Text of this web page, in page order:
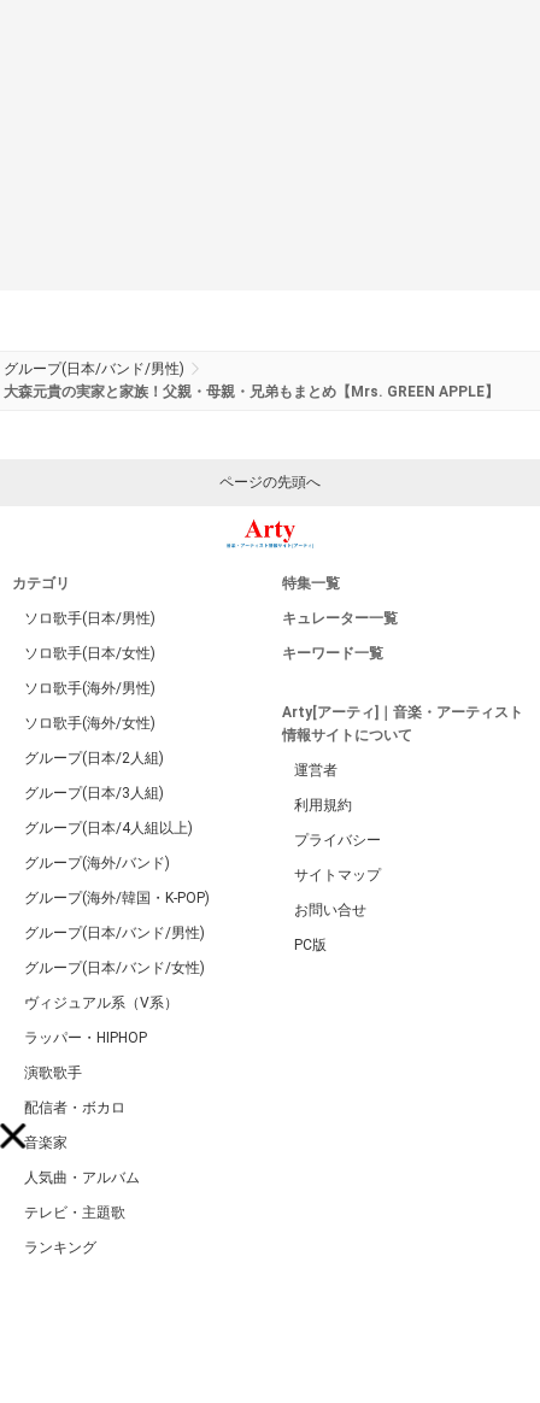
グループ(日本/バンド/男性)
大森元貴の実家と家族！父親・母親・兄弟もまとめ【Mrs. GREEN APPLE】
ページの先頭へ
カテゴリ
ソロ歌手(日本/男性)
ソロ歌手(日本/女性)
ソロ歌手(海外/男性)
ソロ歌手(海外/女性)
グループ(日本/2人組)
グループ(日本/3人組)
グループ(日本/4人組以上)
グループ(海外/バンド)
グループ(海外/韓国・K-POP)
グループ(日本/バンド/男性)
グループ(日本/バンド/女性)
ヴィジュアル系（V系）
ラッパー・HIPHOP
演歌歌手
配信者・ボカロ
音楽家
人気曲・アルバム
テレビ・主題歌
ランキング
特集一覧
キュレーター一覧
キーワード一覧
Arty[アーティ]｜音楽・アーティスト
情報サイトについて
運営者
利用規約
プライバシー
サイトマップ
お問い合せ
PC版